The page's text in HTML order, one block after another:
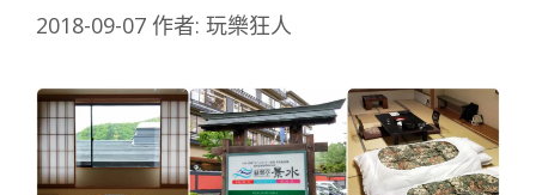
2018-09-07 作者: 玩樂狂人